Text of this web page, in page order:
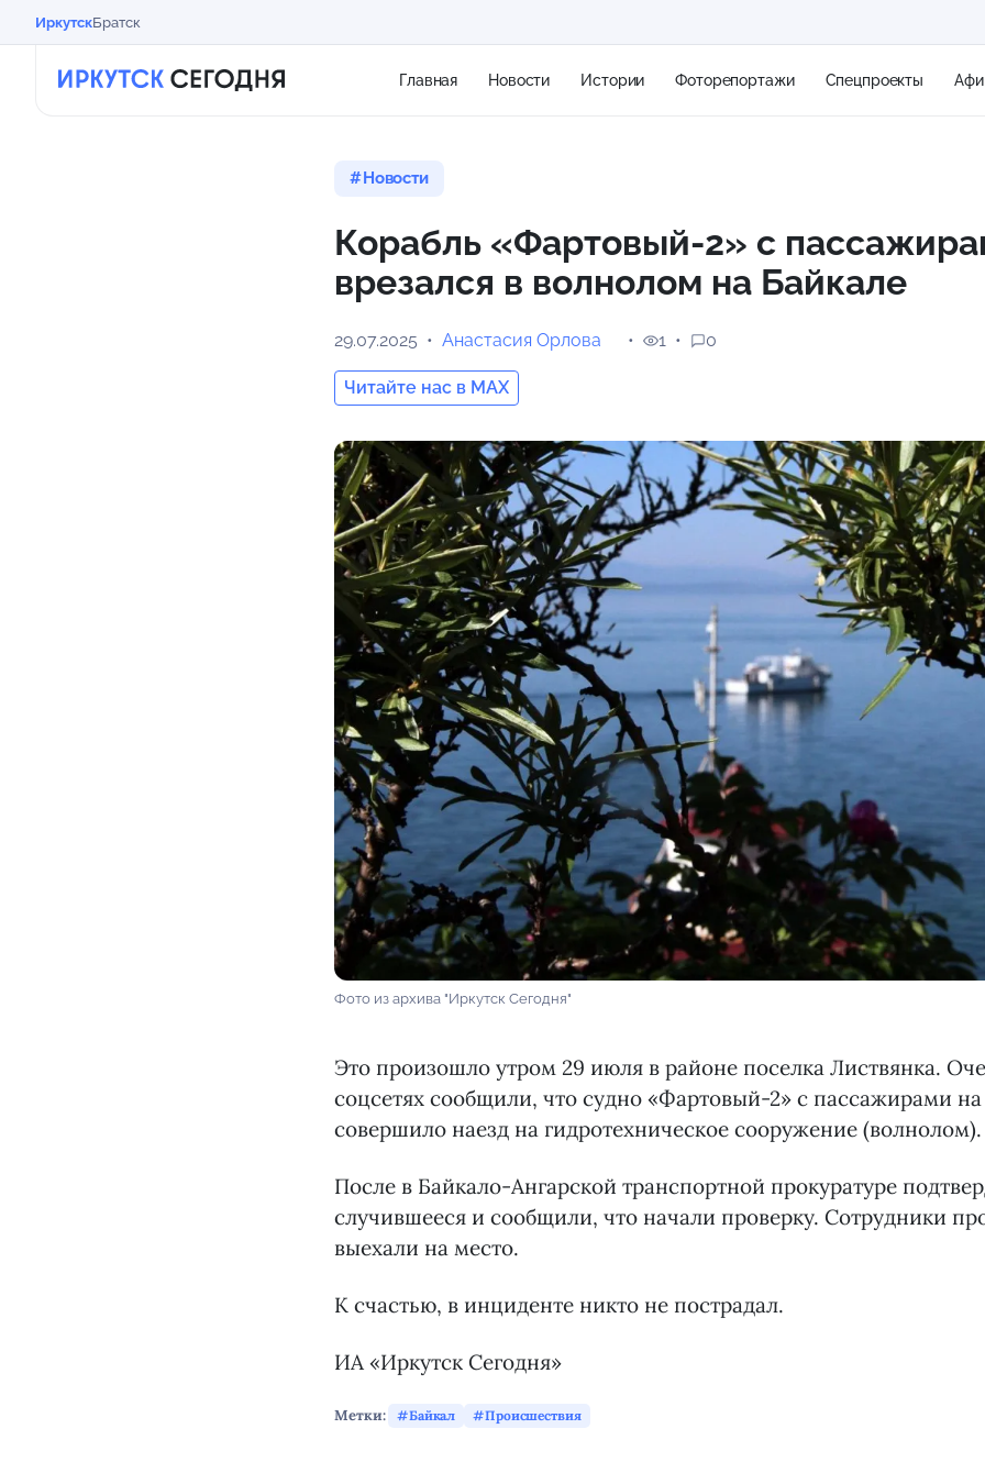
ИркутскБратск
Главная Новости Истории Фоторепортажи Спецпроекты
8 м/с
Новости
Корабль «Фартовый-2» с
врезался в волнолом на Байкале
29.07.2025 Анастасия Орлова
Читайте нас в MAX
1 0
Фото из архива "Иркутск Сегодня"
Это произошло утром 29 июля в районе поселка Листвянка.
соцсетях сообщили, что судно «Фартовый-2» с пассажирами на
совершило наезд на гидротехническое сооружение (волнолом).
После в Байкало-Ангарской транспортной прокуратуре
случившееся и сообщили, что начали проверку. Сотрудники
выехали на место.
К счастью, в инциденте никто не пострадал.
ИА «Иркутск Сегодня»
Метки: Байкал Происшествия